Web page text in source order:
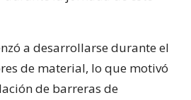
a desarrollarse durante el
de material, lo que motivó
de barreras de